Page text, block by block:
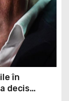
în
decis